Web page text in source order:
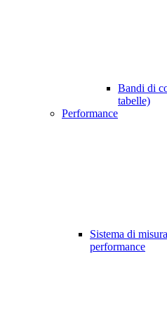
Bandi di
tabelle)
Performance
Sistema di
performance